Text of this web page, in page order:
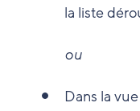
la liste
ou
Dans la